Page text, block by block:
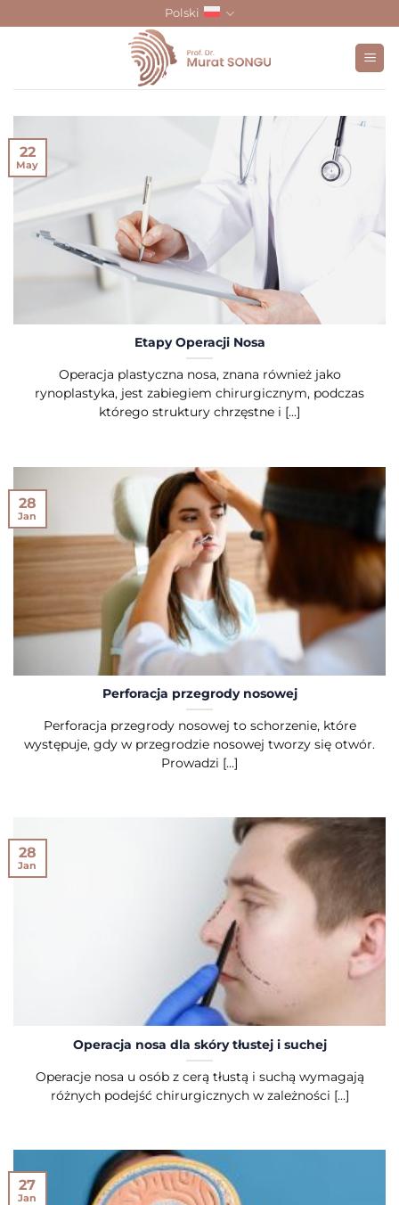
Polski
Etapy Operacji Nosa
Operacja plastyczna nosa, znana również jako
rynoplastyka, jest zabiegiem chirurgicznym, podczas
którego struktury chrzęstne i [...]
22
May
Perforacja przegrody nosowej
Perforacja przegrody nosowej to schorzenie, które
występuje, gdy w przegrodzie nosowej tworzy się otwór.
Prowadzi [...]
28
Jan
Operacja nosa dla skóry tłustej i suchej
Operacje nosa u osób z cerą tłustą i suchą wymagają
różnych podejść chirurgicznych w zależności [...]
28
Jan
27
Jan